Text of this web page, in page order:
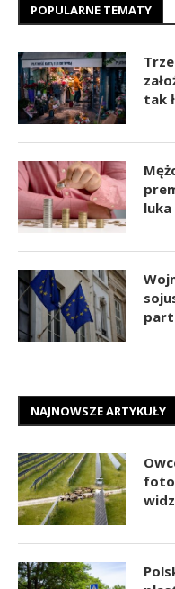
POPULARNE TEMATY
tak
luka
NAJNOWSZE ARTYKUŁY